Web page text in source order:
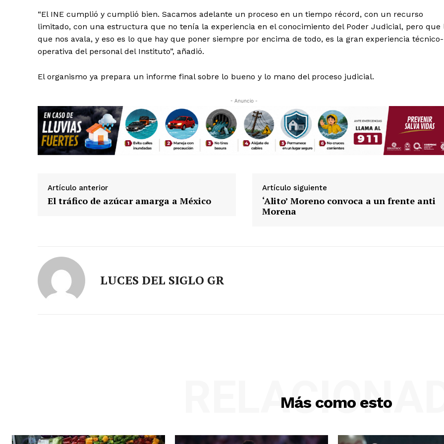
“El INE cumplió y cumplió bien. Sacamos adelante un proceso en un tiempo récord, con un recurso
limitado, con una estructura que no tenía la experiencia en el conocimiento del Poder Judicial, pero que
que nos avala, y eso es lo que hay que poner siempre por encima de todo, es la gran experiencia técnico-
operativa del personal del Instituto”, añadió.
El organismo ya prepara un informe final sobre lo bueno y lo mano del proceso judicial.
- Anuncio -
Artículo anterior
El tráfico de azúcar amarga a México
Artículo siguiente
‘Alito’ Moreno convoca a un frente anti
Morena
LUCES DEL SIGLO GR
Más como esto